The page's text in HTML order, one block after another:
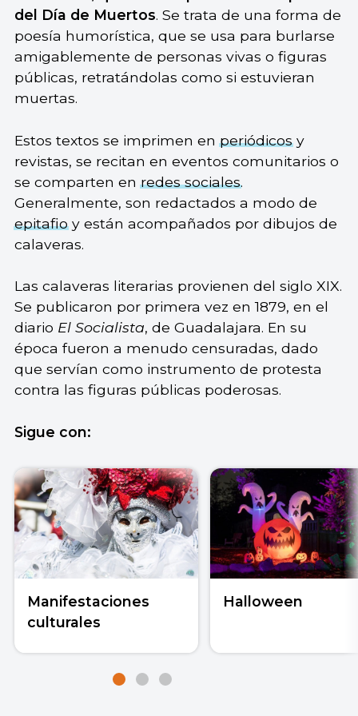
del Día de Muertos. Se trata de una forma de
poesía humorística, que se usa para burlarse
amigablemente de personas vivas o figuras
públicas, retratándolas como si estuvieran
muertas.
Estos textos se imprimen enperiódicosy
revistas, se recitan en eventos comunitarios o
se comparten enredes sociales.
Generalmente, son redactados a modo de
epitafioy están acompañados por dibujos de
calaveras.
Las calaveras literarias provienen del siglo XIX.
Se publicaron por primera vez en 1879, en el
diario El Socialista, de Guadalajara. En su
época fueron a menudo censuradas, dado
que servían como instrumento de protesta
contra las figuras públicas poderosas.
Sigue con:
Manifestaciones
culturales
Halloween